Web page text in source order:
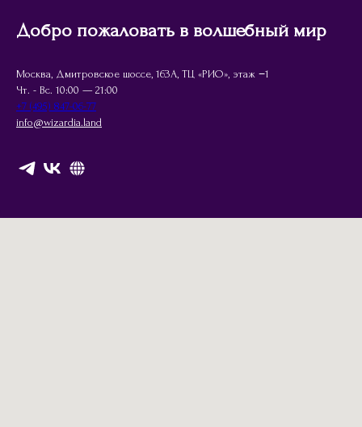
Добро пожаловать в волшебный мир
Москва, Дмитровское шоссе, 163А, ТЦ «РИО», этаж −1
Чт. - Вс. 10:00 — 21:00
+7 (495) 847-06-77
info@wizardia.land